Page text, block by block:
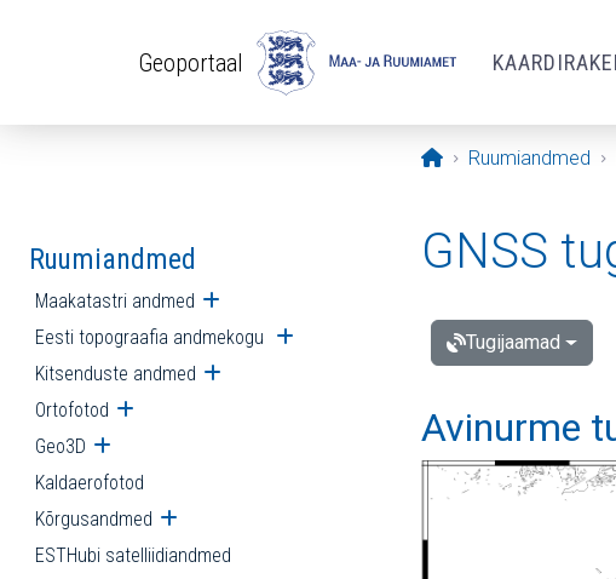
Geoportaal
Avaleht
Ruumiandmed
Ruumiandmed
Maakatastri andmed Ava alammenüü
Eesti topograafia andmekogu Ava alammenüü
Kitsenduste andmed Ava alammenüü
Ortofotod Ava alammenüü
Geo3D Ava alammenüü
Kaldaerofotod
Kõrgusandmed Ava alammenüü
ESTHubi satelliidiandmed
GNSS
Tugijaamad
Avinurme